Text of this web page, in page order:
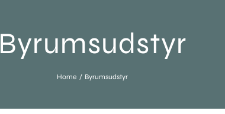
Byrumsudstyr
Home Byrumsudstyr